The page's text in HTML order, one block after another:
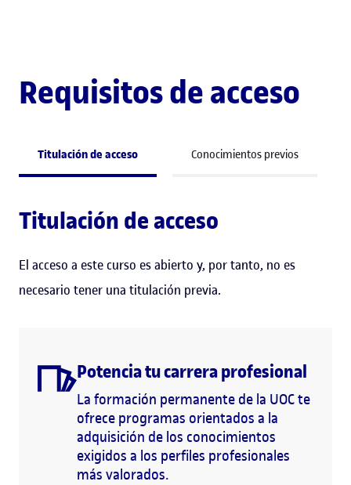
Requisitos de acceso
Titulación de acceso Conocimientos previos
Titulación de acceso
El acceso a este curso es abierto y, por tanto, no es
necesario tener una titulación previa.
Potencia tu carrera profesional
La formación permanente de la UOC te
ofrece programas orientados a la
adquisición de los conocimientos
exigidos a los perfiles profesionales
más valorados.